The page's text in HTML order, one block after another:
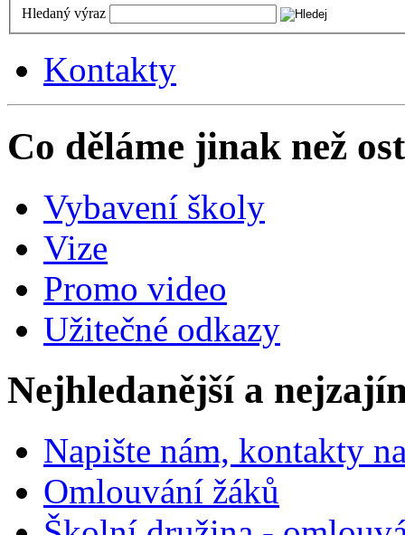
Hledaný výraz
Kontakty
Co děláme jinak než
Vybavení školy
Vize
Promo video
Užitečné odkazy
Nejhledanější a
Napište nám, kontakty
Omlouvání žáků